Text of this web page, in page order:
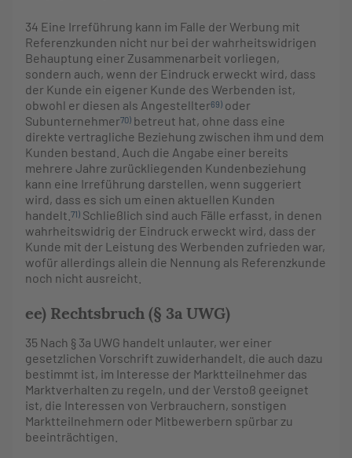
34 Eine Irreführung kann im Falle der Werbung mit
Referenzkunden nicht nur bei der wahrheitswidrigen
Behauptung einer Zusammenarbeit vorliegen,
sondern auch, wenn der Eindruck erweckt wird, dass
der Kunde ein eigener Kunde des Werbenden ist,
obwohl er diesen als Angestellter69) oder
Subunternehmer70) betreut hat, ohne dass eine
direkte vertragliche Beziehung zwischen ihm und dem
Kunden bestand. Auch die Angabe einer bereits
mehrere Jahre zurückliegenden Kundenbeziehung
kann eine Irreführung darstellen, wenn suggeriert
wird, dass es sich um einen aktuellen Kunden
handelt. 71) Schließlich sind auch Fälle erfasst, in denen
wahrheitswidrig der Eindruck erweckt wird, dass der
Kunde mit der Leistung des Werbenden zufrieden war,
wofür allerdings allein die Nennung als Referenzkunde
noch nicht ausreicht.
ee) Rechtsbruch (§ 3a UWG)
35 Nach § 3a UWG handelt unlauter, wer einer
gesetzlichen Vorschrift zuwiderhandelt, die auch dazu
bestimmt ist, im Interesse der Marktteilnehmer das
Marktverhalten zu regeln, und der Verstoß geeignet
ist, die Interessen von Verbrauchern, sonstigen
Marktteilnehmern oder Mitbewerbern spürbar zu
beeinträchtigen.